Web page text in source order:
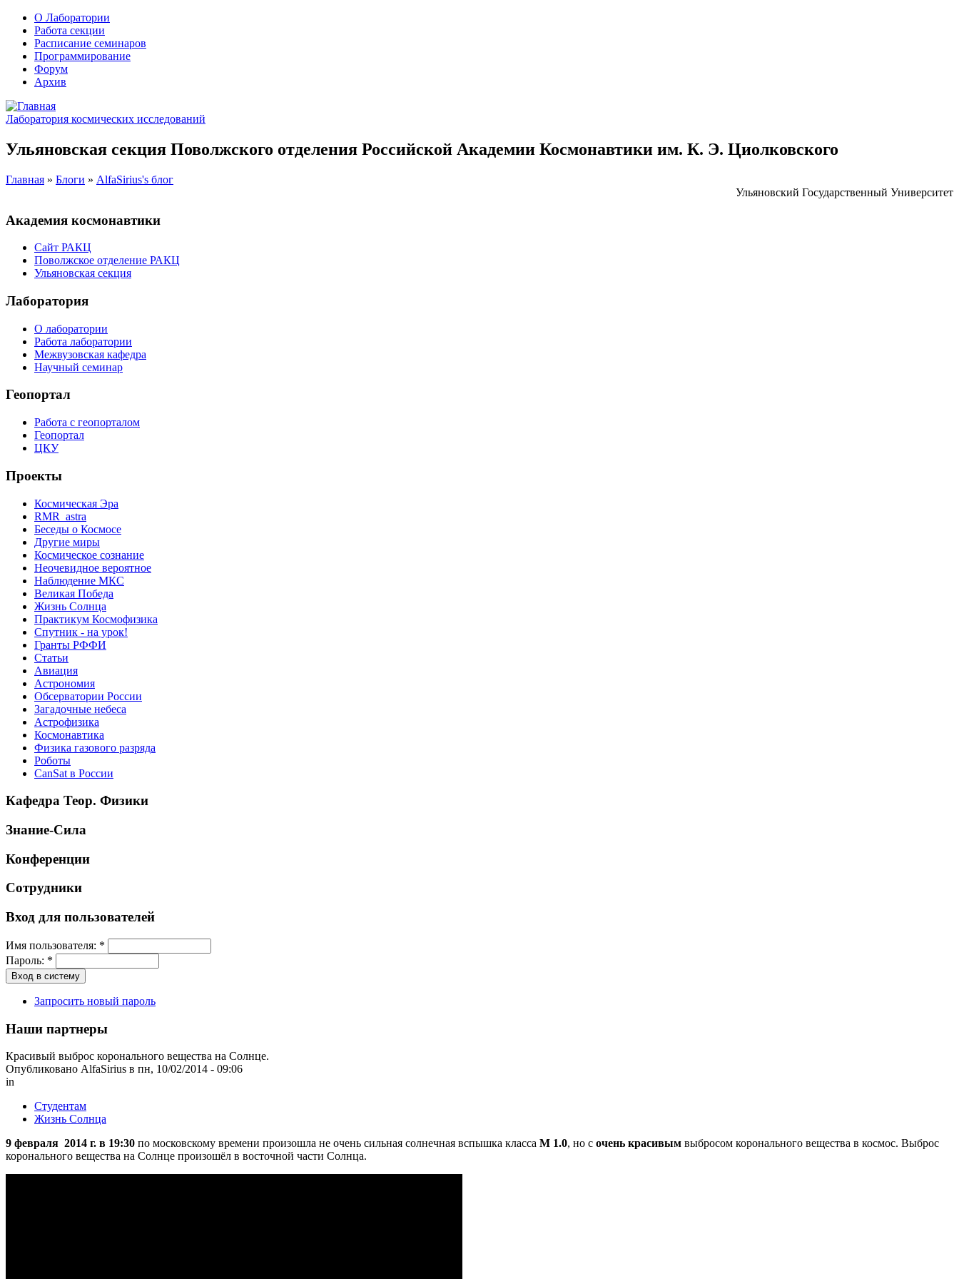
О Лаборатории
Работа секции
Расписание семинаров
Программирование
Форум
Архив
Лаборатория космических исследований
Ульяновская секция Поволжского отделения Российской Академии Космонавтики им. К. Э. Циолковского
Главная » Блоги » AlfaSirius's блог
Ульяновский Государственный Университет
Академия космонавтики
Сайт РАКЦ
Поволжское отделение РАКЦ
Ульяновская секция
Лаборатория
О лаборатории
Работа лаборатории
Межвузовская кафедра
Научный семинар
Геопортал
Работа с геопорталом
Геопортал
ЦКУ
Проекты
Космическая Эра
RMR_astra
Беседы о Космосе
Другие миры
Космическое сознание
Неочевидное вероятное
Наблюдение МКС
Великая Победа
Жизнь Солнца
Практикум Космофизика
Спутник - на урок!
Гранты РФФИ
Статьи
Авиация
Астрономия
Обсерватории России
Загадочные небеса
Астрофизика
Космонавтика
Физика газового разряда
Роботы
CanSat в России
Кафедра Теор. Физики
Знание-Сила
Конференции
Сотрудники
Вход для пользователей
Имя пользователя: *
Пароль: *
Запросить новый пароль
Наши партнеры
Красивый выброс коронального вещества на Солнце.
Опубликовано AlfaSirius в пн, 10/02/2014 - 09:06
in
Студентам
Жизнь Солнца
9 февраля 2014 г. в 19:30 по московскому времени произошла не очень сильная солнечная вспышка класса М 1.0, но с очень красивым выбросом коронального вещества в космос. Выброс
коронального вещества на Солнце произошёл в восточной части Солнца.